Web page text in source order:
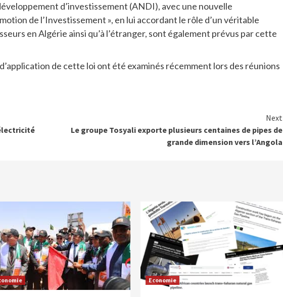
d’investissement (ANDI), avec une nouvelle
de l’Investissement », en lui accordant le rôle d’un véritable
en Algérie ainsi qu’à l’étranger, sont également prévus par cette
de cette loi ont été examinés récemment lors des réunions
Next
Le groupe Tosyali exporte plusieurs centaines de pipes de
grande dimension vers l’Angola
Economie